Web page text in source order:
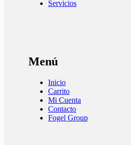
Servicios
Menú
Inicio
Carrito
Mi Cuenta
Contacto
Fogel Group